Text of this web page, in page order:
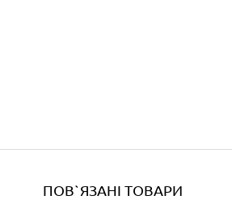
ПОВ`ЯЗАНІ ТОВАРИ